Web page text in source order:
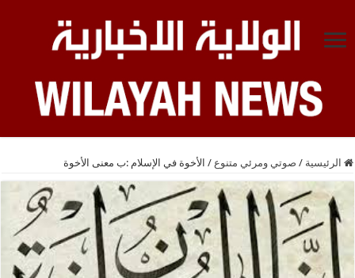
الرئيسية / صوتي ومرئي متنوع / الأخوة في الإسلام‏ :ب معنى الأخوة